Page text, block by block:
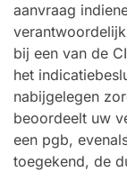
aanvraag
bij een van de
het
nabijgelegen
beoordeelt uw
een pgb,
toegekend, de